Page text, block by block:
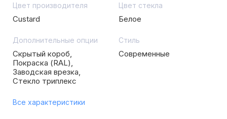
Цвет производителя
Custard
Цвет стекла
Белое
Дополнительные опции
Скрытый короб,
Покраска (RAL),
Заводская врезка,
Стекло триплекс
Стиль
Современные
Все характеристики